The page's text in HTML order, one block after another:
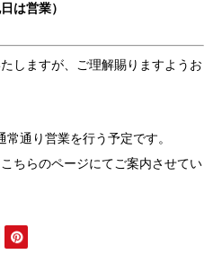
は営業）
しますが、ご理解賜りますようお
通り営業を行う予定です。
ちらのページにてご案内させてい